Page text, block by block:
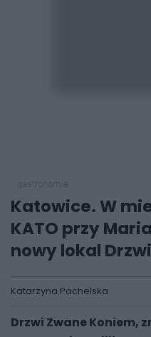
Katowice. W
KATO przy
nowy lokal
Katarzyna Pachelska
Drzwi Zwane Koniem,